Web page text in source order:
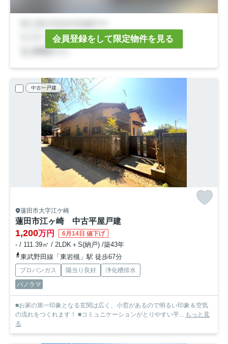
会員登録をして限定物件を見る
中古一戸建
蓮田市大字江ケ崎
蓮田市江ヶ崎 中古平屋戸建
1,200万円 6月14日 値下げ
- / 111.39㎡ / 2LDK＋S(納戸) /築43年
東武野田線「東岩槻」駅 徒歩67分
プロパンガス 陽当り良好
浄化槽排水
パノラマ
■お家の第一印象となる玄関は広く、小窓があるので明るい印象＆空気
の流れをつくれます！ ■コミュニケーションがとりやすい平... もっと見
る